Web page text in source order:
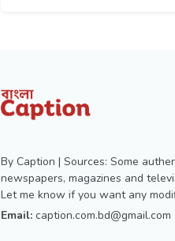
By Caption | Sources: Some
newspapers, magazines and
Let me know if you want any
Email: caption.com.bd@gmail.com